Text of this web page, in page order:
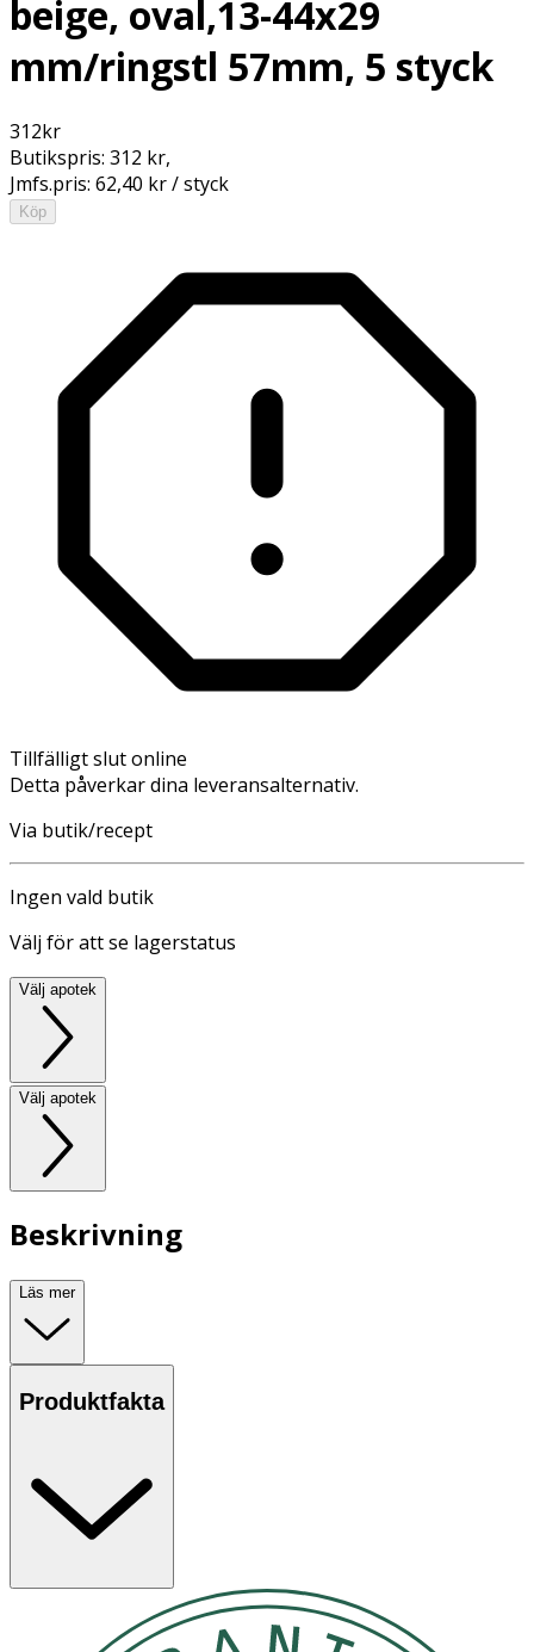
beige, oval,13-44x29
mm/ringstl 57mm, 5 styck
312kr
Butikspris: 312 kr,
Jmfs.pris: 62,40 kr / styck
Köp
Tillfälligt slut online
Detta påverkar dina leveransalternativ.
Via butik/recept
Ingen vald butik
Välj för att se lagerstatus
Välj apotek
Välj apotek
Beskrivning
Läs mer
Produktfakta